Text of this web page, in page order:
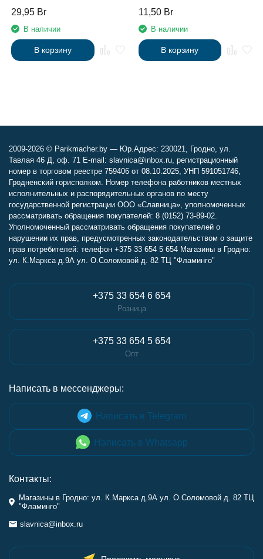
29,95 Br
В наличии
В корзину
11,50 Br
В наличии
В корзину
2009-2026 © Parikmacher.by — Юр.Адрес: 230021, Гродно, ул.
Тавлая 46 Д, оф. 71 E-mail: slavnica@inbox.ru, регистрационный
номер в торговом реестре 759406 от 08.10.2025, УНП 591051746,
Гродненский горисполком. Номер телефона работников местных
исполнительных и распорядительных органов по месту
государственной регистрации ООО «Славница», уполномоченных
рассматривать обращения покупателей: 8 (0152) 73-89-02.
Уполномоченный рассматривать обращения покупателей о
нарушении их прав, предусмотренных законодательством о защите
прав потребителей: телефон +375 33 654 5 654 Магазины в Гродно:
ул. К.Маркса д.9А ул. О.Соломовой д. 82 ТЦ "Фламинго"
+375 33 654 6 654
Розница
+375 33 654 5 654
Опт
Написать в мессенджеры:
Написать в Telegram
Написать в Whatsapp
Контакты:
Магазины в Гродно: ул. К.Маркса д.9А ул. О.Соломовой д. 82 ТЦ
"Фламинго"
slavnica@inbox.ru